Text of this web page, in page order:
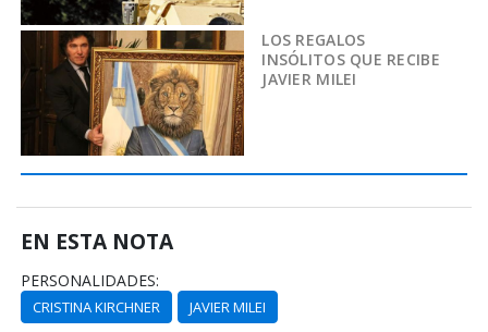
LOS REGALOS
INSÓLITOS QUE RECIBE
JAVIER MILEI
EN ESTA NOTA
PERSONALIDADES:
CRISTINA KIRCHNER JAVIER MILEI